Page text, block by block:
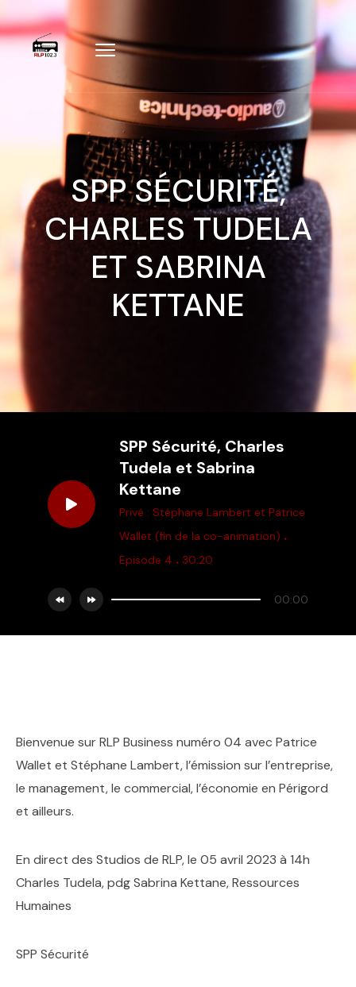
SPP SÉCURITÉ,
CHARLES TUDELA
ET SABRINA
KETTANE
SPP Sécurité, Charles
Tudela et Sabrina
Kettane
Privé : Stéphane Lambert et Patrice
Wallet (fin de la co-animation) .
Episode 4 . 30:20
00:00
Bienvenue sur RLP Business numéro 04 avec Patrice
Wallet et Stéphane Lambert, l’émission sur l’entreprise,
le management, le commercial, l’économie en Périgord
et ailleurs.
En direct des Studios de RLP, le 05 avril 2023 à 14h
Charles Tudela, pdg Sabrina Kettane, Ressources
Humaines
SPP Sécurité